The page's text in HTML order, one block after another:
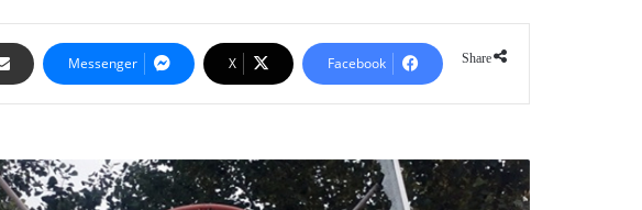
Share
Facebook
X
Messenger
مینگورہ،
نامعلوم